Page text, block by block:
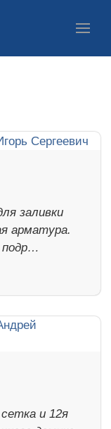
заливки
арматура.
и 12я